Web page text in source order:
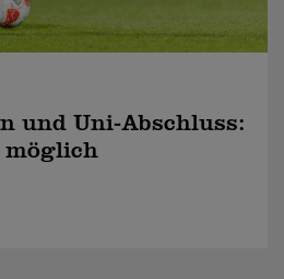
und Uni-Abschluss:
möglich